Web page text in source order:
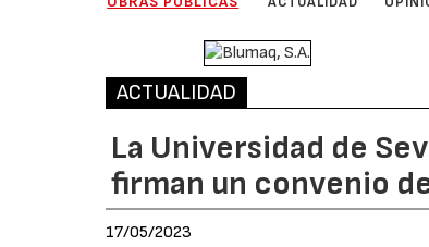
ACTUALIDAD
La Universidad de
firman un convenio
17/05/2023